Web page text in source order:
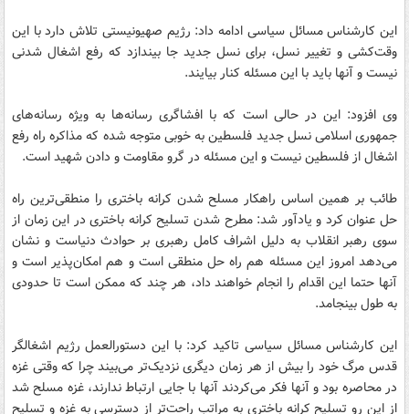
این کارشناس مسائل سیاسی ادامه داد: رژیم صهیونیستی تلاش دارد با این
وقت‌کشی و تغییر نسل، برای نسل جدید جا بیندازد که رفع اشغال شدنی
نیست و آنها باید با این مسئله کنار بیایند.
وی افزود: این در حالی است که با افشاگری رسانه‌ها به ویژه رسانه‌های
جمهوری اسلامی نسل جدید فلسطین به خوبی متوجه شده که مذاکره راه رفع
اشغال از فلسطین نیست و این مسئله در گرو مقاومت و دادن شهید است.
طائب بر همین اساس راهکار مسلح شدن کرانه باختری را منطقی‌ترین راه
حل عنوان کرد و یادآور شد: مطرح شدن تسلیح کرانه باختری در این زمان از
سوی رهبر انقلاب به دلیل اشراف کامل رهبری بر حوادث دنیاست و نشان
می‌دهد امروز این مسئله هم راه حل منطقی است و هم امکان‌پذیر است و
آنها حتما این اقدام را انجام خواهند داد، هر چند که ممکن است تا حدودی
به طول بینجامد.
این کارشناس مسائل سیاسی تاکید کرد: با این دستورالعمل رژیم اشغالگر
قدس مرگ خود را بیش از هر زمان دیگری نزدیک‌تر می‌بیند چرا که وقتی غزه
در محاصره بود و آنها فکر می‌کردند آنها با جایی ارتباط ندارند، غزه مسلح شد
از این رو تسلیح کرانه باختری به مراتب راحت‌تر از دسترسی به غزه و تسلیح